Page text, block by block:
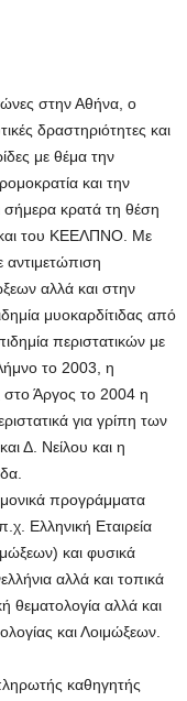
στην Αθήνα, ο
δραστηριότητες και
με θέμα την
και την
κρατά τη θέση
του ΚΕΕΛΠΝΟ. Με
αντιμετώπιση
αλλά και στην
μυοκαρδίτιδας από
περιστατικών με
το 2003, η
στο Άργος το 2004 η
για γρίπη των
Δ. Νείλου και η
προγράμματα
Ελληνική Εταιρεία
και φυσικά
αλλά και τοπικά
θεματολογία αλλά και
και Λοιμώξεων.
καθηγητής